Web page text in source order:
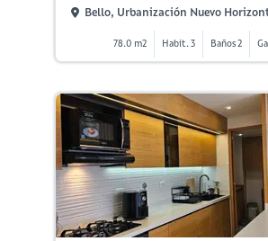
Bello, Urbanización Nuevo
78.0 m2 Habit. 3 Baños 2